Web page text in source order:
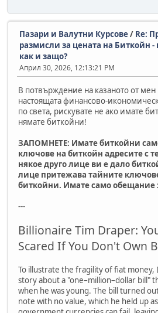
Пазари и Валутни Курсове/ Re:
размисли за цената на Биткойн -
как и защо?
Април 30, 2026, 12:13:21 PM
В потвърждение на казаното от
настоящата финансово-
по света, рискувате не ако имате
нямате биткойни!
ЗАПОМНЕТЕ: Имате биткойни
ключове на биткойн адресите с
някое друго лице ви е дало
лице притежава тайните
биткойни. Имате само обещание
---
Billionaire Tim Draper:
Scared If You Don't Own
To illustrate the fragility of fiat money,
story about a "one–million–dollar bill"
when he was young. The bill turned
note with no value, which he held up